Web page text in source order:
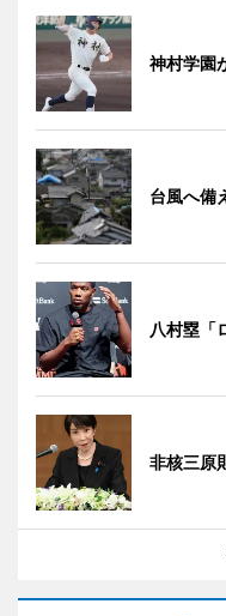
神村学園
台風へ備
八村塁「
非核三原